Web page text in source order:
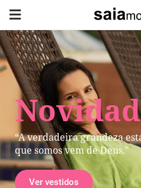
“A verdadeira grandeza
que somos vem de Deus."
Ver vestidos